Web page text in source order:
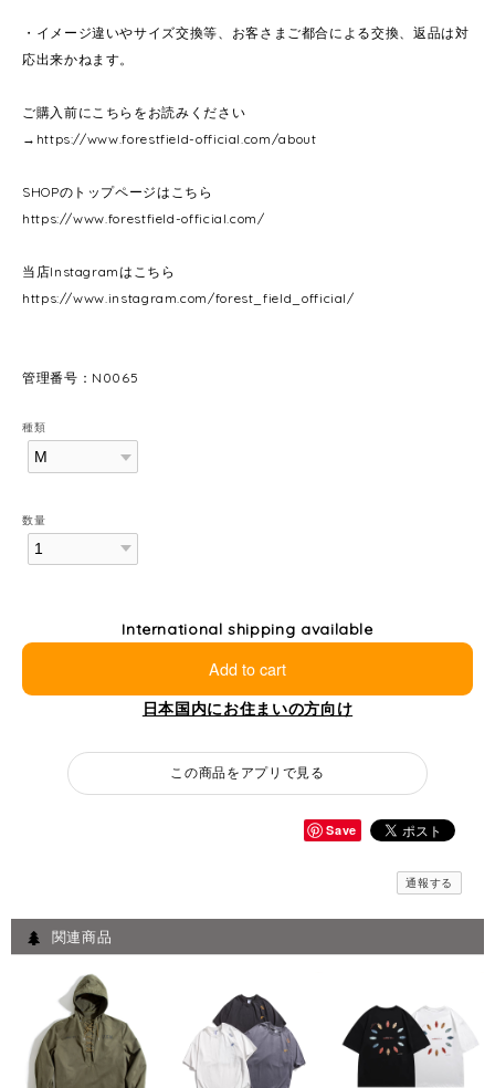
・イメージ違いやサイズ交換等、お客さまご都合による交換、返品は対
応出来かねます。
ご購入前にこちらをお読みください
→ https://www.forestfield-official.com/about
SHOPのトップページはこちら
https://www.forestfield-official.com/
当店Instagramはこちら
https://www.instagram.com/forest_field_official/
管理番号：N0065
種類
数量
International shipping available
Add to cart
日本国内にお住まいの方向け
この商品をアプリで見る
Save
通報する
関連商品